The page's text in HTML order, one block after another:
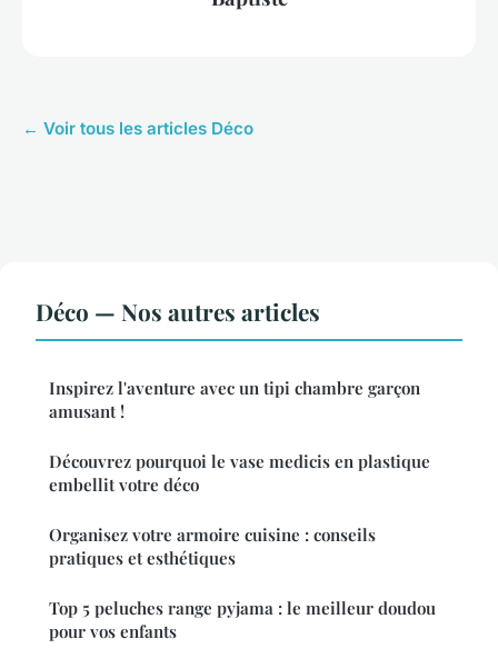
← Voir tous les articles Déco
Déco — Nos autres articles
Inspirez l'aventure avec un tipi chambre garçon
amusant !
Découvrez pourquoi le vase medicis en plastique
embellit votre déco
Organisez votre armoire cuisine : conseils
pratiques et esthétiques
Top 5 peluches range pyjama : le meilleur doudou
pour vos enfants